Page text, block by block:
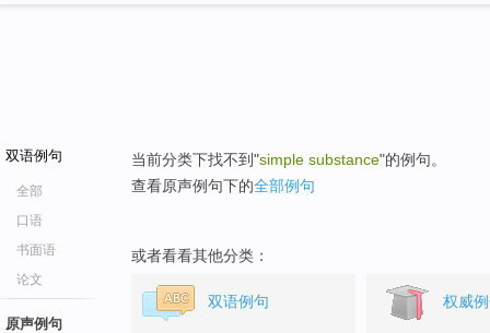
双语例句
全部
口语
书面语
论文
原声例句
当前分类下找不到"simple substance"的例句。
查看原声例句下的全部例句
或者看看其他分类：
双语例句 权威